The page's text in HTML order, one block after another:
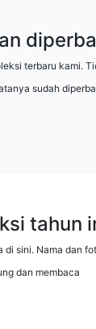
terbaru kami.
sudah
tahun
di sini. Nama dan
dan membaca